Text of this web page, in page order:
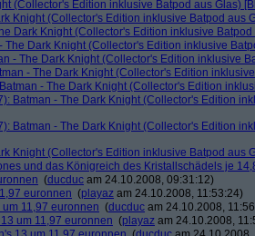
(Collector's Edition inklusive Batpod aus Glas)
Knight (Collector's Edition inklusive Batpod aus
Dark Knight (Collector's Edition inklusive
The Dark Knight (Collector's Edition inklusive
- The Dark Knight (Collector's Edition inklusive
- The Dark Knight (Collector's Edition
- The Dark Knight (Collector's Edition
Batman - The Dark Knight (Collector's Edition
Batman - The Dark Knight (Collector's Edition
Knight (Collector's Edition inklusive Batpod aus
und das Königreich des Kristallschädels je
(ducduc am 24.10.2008, 09:31:12)
euronnen (playaz am 24.10.2008, 11:53:24)
11,97 euronnen (ducduc am 24.10.2008,
um 11,97 euronnen (playaz am 24.10.2008,